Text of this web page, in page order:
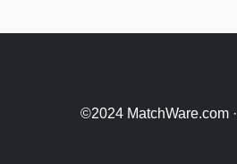
©2024 MatchWare.com ·